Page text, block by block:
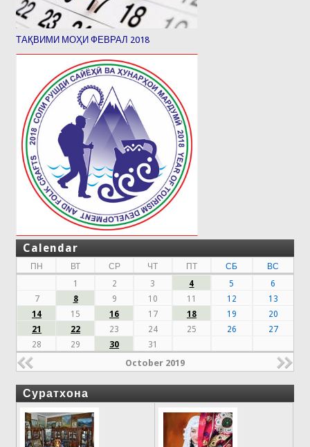
ТАҚВИМИ МОҲИ ФЕВРАЛ 2018
Calendar
ПН ВТ СР ЧТ ПТ СБ
ВС
1
2 3 4 5
6
7
8 9 10 11 12
13
14
15 16 17 18 19
20
21
22 23 24 25 26
27
28
29 30 31
October 2019
Суратхона